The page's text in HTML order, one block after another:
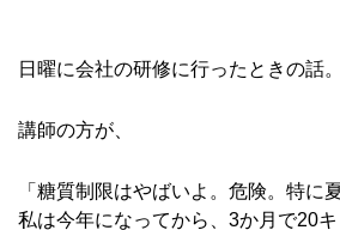
日曜に会社の研修に行ったときの話。
講師の方が、
「糖質制限はやばいよ。危険。特に
私は今年になってから、3か月で20キ